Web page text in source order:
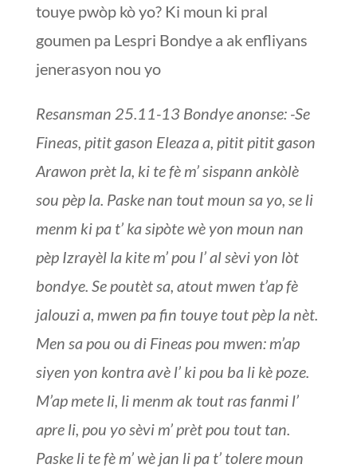
touye pwòp kò yo? Ki moun ki pral
goumen pa Lespri Bondye a ak enfliyans
jenerasyon nou yo
Resansman 25.11-13 Bondye anonse: -Se
Fineas, pitit gason Eleaza a, pitit pitit gason
Arawon prèt la, ki te fè m’ sispann ankòlè
sou pèp la. Paske nan tout moun sa yo, se li
menm ki pa t’ ka sipòte wè yon moun nan
pèp Izrayèl la kite m’ pou l’ al sèvi yon lòt
bondye. Se poutèt sa, atout mwen t’ap fè
jalouzi a, mwen pa fin touye tout pèp la nèt.
Men sa pou ou di Fineas pou mwen: m’ap
siyen yon kontra avè l’ ki pou ba li kè poze.
M’ap mete li, li menm ak tout ras fanmi l’
apre li, pou yo sèvi m’ prèt pou tout tan.
Paske li te fè m’ wè jan li pa t’ tolere moun